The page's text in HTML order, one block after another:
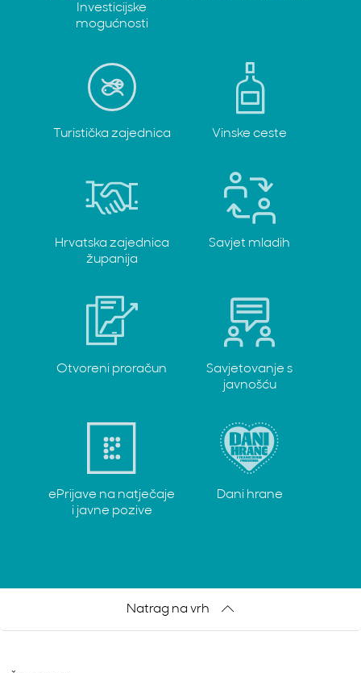
Investicijske
mogućnosti
Turistička zajednica Vinske ceste
Hrvatska zajednica
županija
Savjet mladih
Otvoreni proračun
Savjetovanje s
javnošću
ePrijave na natječaje
i javne pozive
Dani hrane
Natrag na vrh